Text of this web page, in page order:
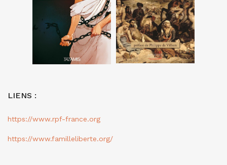
LIENS :
https://www.rpf-france.org
https://www.familleliberte.org/